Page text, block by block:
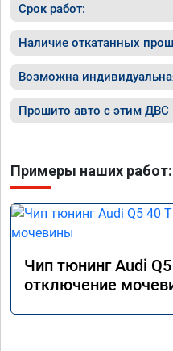
Срок работ:
Наличие откатанных
Возможна
Прошито авто с этим ДВС
Примеры наших работ:
Чип тюнинг Audi
отключение